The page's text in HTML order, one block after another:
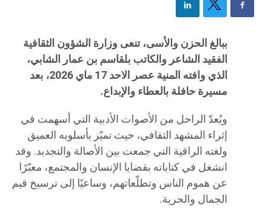
ببالغ الحزن والأسى، تنعى وزارة الشؤون الثقافية
الفقيد الشاعر والكاتب بلقاسم بن عمار الشابي،
الذي وافته المنية عصر الاحد 17 ماي 2026، بعد
مسيرة حافلة بالعطاء والإبداع.
ويُعدّ الراحل من الأصوات الأدبية التي أسهمت في
إثراء المشهد الثقافي، حيث تميّز بأسلوبه العميق
ولغته الراقية التي جمعت بين الأصالة والتجديد. وقد
انشغل في كتاباته بقضايا الإنسان والمجتمع، معبّرًا
عن هموم الناس وتطلّعاتهم، وساعيًا إلى ترسيخ قيم
الجمال والحرية.